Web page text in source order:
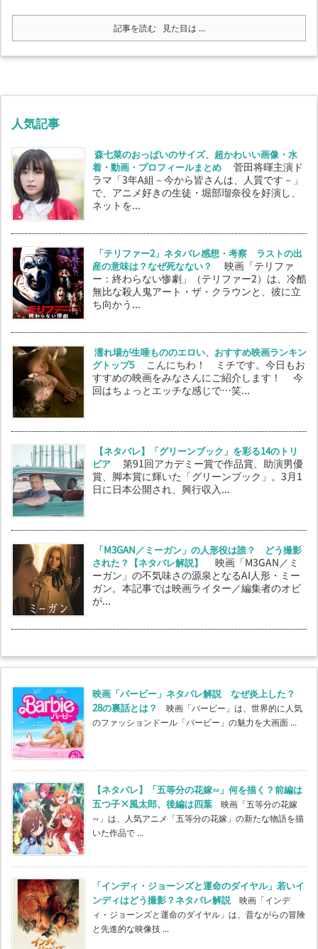
記事を読む 見た目は ...
人気記事
森七菜のおっぱいのサイズ、超かわいい画像・水
着・動画・プロフィールまとめ
菅田将暉主演ド
ラマ「3年A組－今から皆さんは、人質です－」
で、アニメ好きの生徒・堀部瑠奈役を好演し、
ネットを...
「テリファー2」ネタバレ感想・考察 ラストの出
産の意味は？なぜ死なない？
映画「テリファ
ー：終わらない惨劇」（テリファー2）は、冷酷
無比な殺人鬼アート・ザ・クラウンと、彼に立
ち向かう...
濡れ場が生唾もののエロい、おすすめ映画ランキン
グトップ5
こんにちわ！ ミチです。今日もお
すすめの映画をみなさんにご紹介します！ 今
回はちょっとエッチな感じで…笑...
【ネタバレ】「グリーンブック」を彩る14のトリ
ビア
第91回アカデミー賞で作品賞、助演男優
賞、脚本賞に輝いた「グリーンブック」。3月1
日に日本公開され、興行収入...
「M3GAN／ミーガン」の人形役は誰？ どう撮影
された？【ネタバレ解説】
映画「M3GAN／ミ
ーガン」の不気味さの源泉となるAI人形・ミー
ガン。本記事では映画ライター／編集者のオビ
が...
映画「バービー」ネタバレ解説 なぜ炎上した？
28の裏話とは？
映画「バービー」は、世界的に人気
のファッションドール「バービー」の魅力を大画面 ...
【ネタバレ】「五等分の花嫁∽」何を描く？前編は
五つ子×風太郎、後編は四葉 映画「五等分の花嫁
∽」は、人気アニメ「五等分の花嫁」の新たな物語を描
いた作品で ...
「インディ・ジョーンズと運命のダイヤル」若いイ
ンディはどう撮影？ネタバレ解説映画「インデ
ィ・ジョーンズと運命のダイヤル」は、昔ながらの冒険
と先進的な映像技 ...